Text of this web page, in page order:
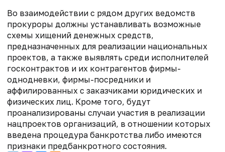
Во взаимодействии с рядом других ведомств
прокуроры должны устанавливать возможные
схемы хищений денежных средств,
предназначенных для реализации национальных
проектов, а также выявлять среди исполнителей
госконтрактов и их контрагентов фирмы-
однодневки, фирмы-посредники и
аффилированных с заказчиками юридических и
физических лиц. Кроме того, будут
проанализированы случаи участия в реализации
нацпроектов организаций, в отношении которых
введена процедура банкротства либо имеются
признаки предбанкротного состояния.